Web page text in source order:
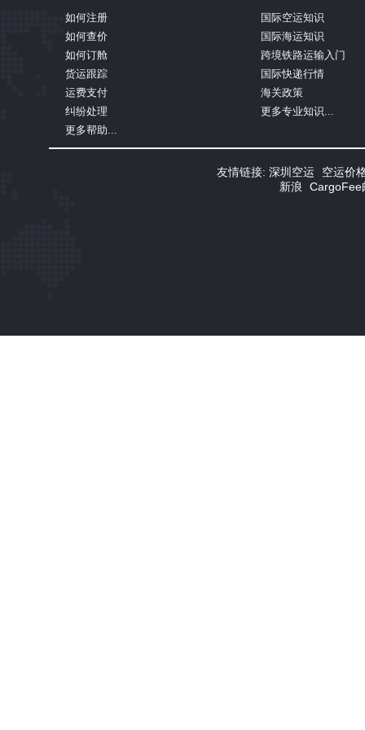
如何注册
如何查价
如何订舱
货运跟踪
运费支付
纠纷处理
更多帮助...
国际空运知识
国际海运知识
跨境铁路运输入门
国际快递行情
海关政策
更多专业知识...
友情链接: 深圳空运
空运价
新浪
CargoFee